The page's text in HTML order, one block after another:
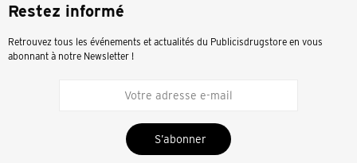
Restez informé
Retrouvez tous les événements et actualités du Publicisdrugstore en vous
abonnant à notre Newsletter !
S’abonner